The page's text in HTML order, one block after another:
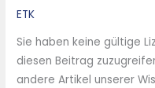
ETK
Sie haben keine gültige
diesen Beitrag
andere Artikel unserer
von
mit
Thermografie